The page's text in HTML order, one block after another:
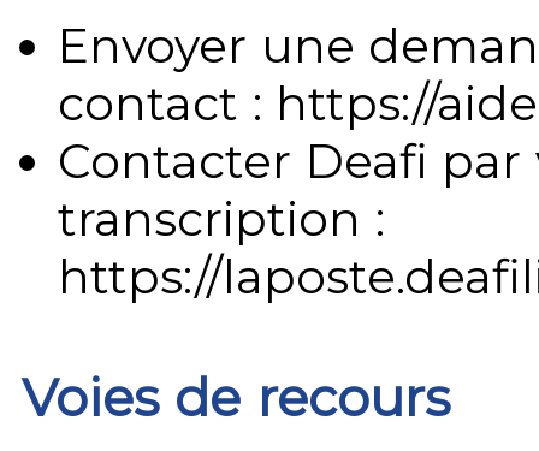
Envoyer une
contact : https://
Contacter Deafi
transcription :
https://
Voies de recours